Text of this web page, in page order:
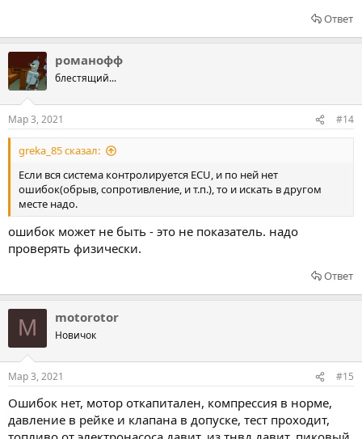
Ответ
романофф
блестящий...
Мар 3, 2021 #14
greka_85 сказал:
Если вся система контролируется ECU, и по ней нет
ошибок(обрыв, сопротивление, и т.п.), то и искать в другом
месте надо.
ошибок может не быть - это не показатель. надо
проверять физически.
Ответ
M motorotor
Новичок
Мар 3, 2021 #15
Ошибок нет, мотор откапитален, компрессия в норме,
давление в рейке и клапана в допуске, тест проходит,